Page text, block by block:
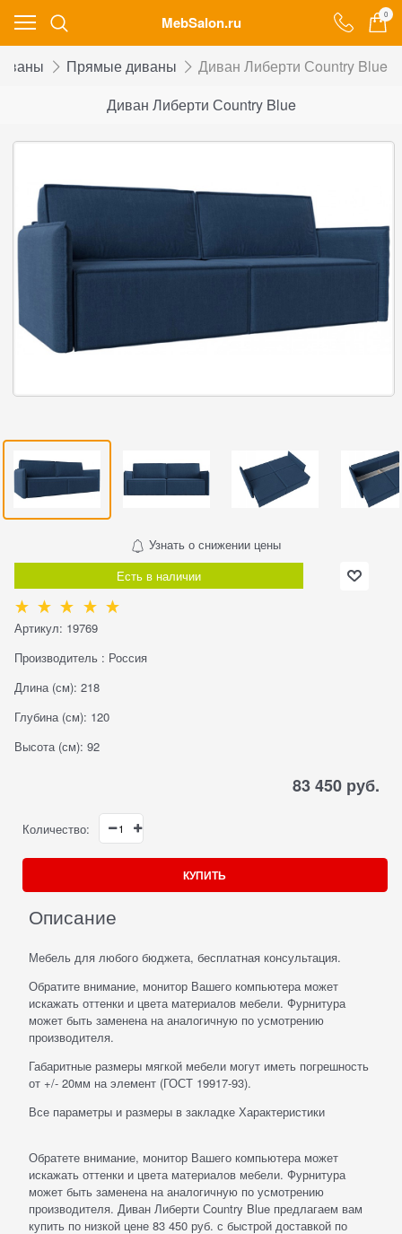
MebSalon.ru 0
Прямые диваны
Диван Либерти Сountry Blue
Диван Либерти Сountry Blue
Узнать о снижении цены
Есть в наличии
Артикул: 19769
Производитель : Россия
Длина (см): 218
Глубина (см): 120
Высота (см): 92
83 450 руб.
Количество:
КУПИТЬ
Описание
Мебель для любого бюджета, бесплатная консультация.
Обратите внимание, монитор Вашего компьютера может
искажать оттенки и цвета материалов мебели. Фурнитура
может быть заменена на аналогичную по усмотрению
производителя.
Габаритные размеры мягкой мебели могут иметь погрешность
от +/- 20мм на элемент (ГОСТ 19917-93).
Все параметры и размеры в закладке Характеристики
Обратете внимание, монитор Вашего компьютера может
искажать оттенки и цвета материалов мебели. Фурнитура
может быть заменена на аналогичную по усмотрению
производителя. Диван Либерти Сountry Blue предлагаем вам
купить по низкой цене 83 450 руб. с быстрой доставкой по